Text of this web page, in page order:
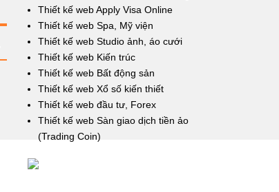
Thiết kế web Apply Visa Online
Thiết kế web Spa, Mỹ viện
Thiết kế web Studio ảnh, áo cưới
Thiết kế web Kiến trúc
Thiết kế web Bất động sản
Thiết kế web Xổ số kiến thiết
Thiết kế web đầu tư, Forex
Thiết kế web Sàn giao dịch tiền ảo
(Trading Coin)